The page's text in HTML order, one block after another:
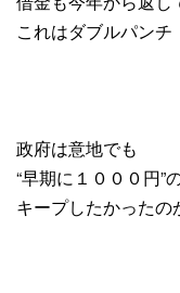
これはダブルパンチ
政府は意地でも
“早期に１０００円”
キープしたかったの